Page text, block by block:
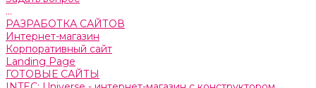
...
РАЗРАБОТКА САЙТОВ
Интернет-магазин
Корпоративный сайт
Landing Page
ГОТОВЫЕ САЙТЫ